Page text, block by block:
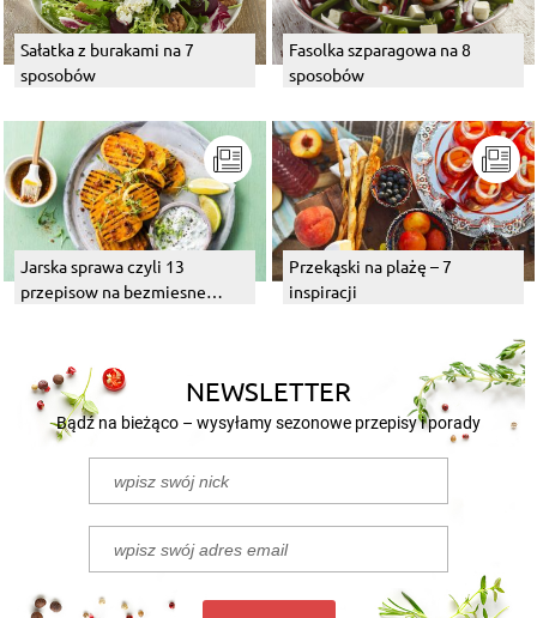
Sałatka z burakami na 7
sposobów
Fasolka szparagowa na 8
sposobów
Jarska sprawa czyli 13
przepisow na bezmiesne
Przekąski na plażę – 7
inspiracji
NEWSLETTER
Bądź na bieżąco – wysyłamy sezonowe przepisy i porady